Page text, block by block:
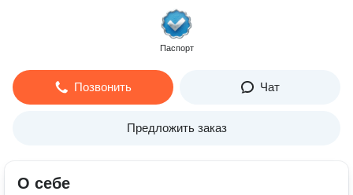
Паспорт
Позвонить Чат
Предложить заказ
О себе